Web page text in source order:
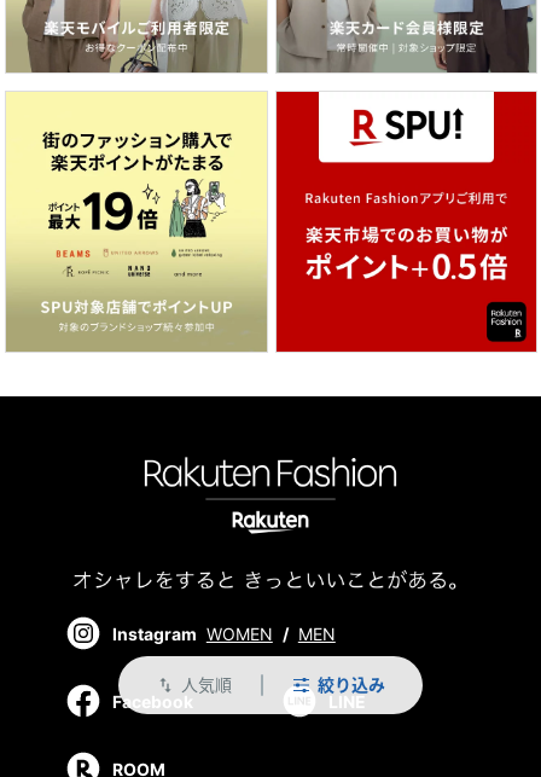
swap_vert 人気順 絞り込み
Instagram WOMEN / MEN
Facebook LINE
ROOM